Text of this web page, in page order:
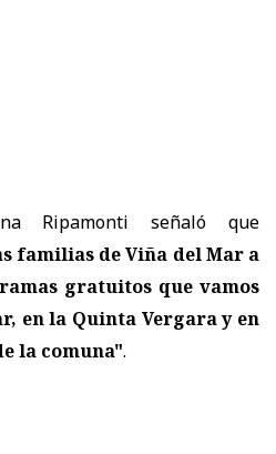
Ripamonti señaló que
familias de Viña del Mar a
gratuitos que vamos
en la Quinta Vergara y en
la comuna".